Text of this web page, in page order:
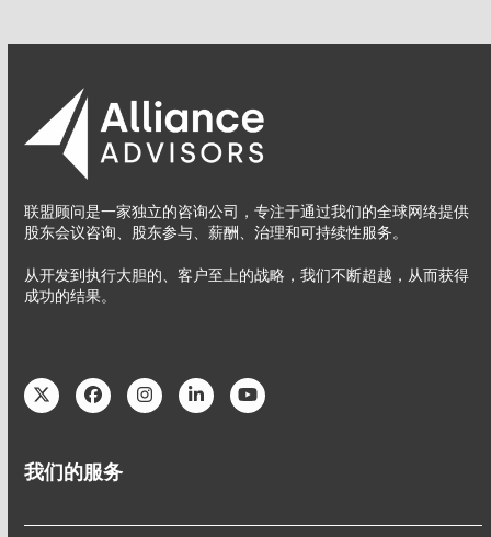
联盟顾问是一家独立的咨询公司，专注于通过我们的全球网络提供
股东会议咨询、股东参与、薪酬、治理和可持续性服务。
从开发到执行大胆的、客户至上的战略，我们不断超越，从而获得
成功的结果。
TwitterFacebookInstagram
LinkedInYouTube
我们的服务